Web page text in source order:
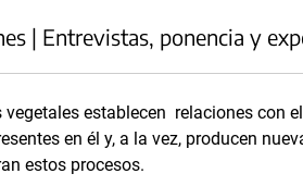
| Entrevistas, ponencia y
vegetales establecen relaciones con
en él y, a la vez, producen
estos procesos.